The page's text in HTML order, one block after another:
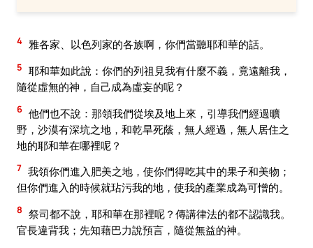
4 雅各家、以色列家的各族啊，你們當聽耶和華的話。
5 耶和華如此說：你們的列祖見我有什麼不義，竟遠離我，
隨從虛無的神，自己成為虛妄的呢？
6 他們也不說：那領我們從埃及地上來，引導我們經過曠
野，沙漠有深坑之地，和乾旱死蔭，無人經過，無人居住之
地的耶和華在哪裡呢？
7 我領你們進入肥美之地，使你們得吃其中的果子和美物；
但你們進入的時候就玷污我的地，使我的產業成為可憎的。
8 祭司都不說，耶和華在那裡呢？傳講律法的都不認識我。
官長違背我；先知藉巴力說預言，隨從無益的神。